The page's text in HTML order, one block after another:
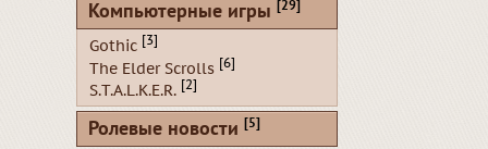
Компьютерные игры [29]
Gothic [3]
The Elder Scrolls [6]
S.T.A.L.K.E.R. [2]
Ролевые новости [5]